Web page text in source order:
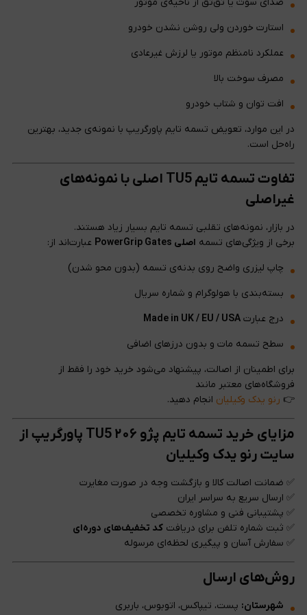
استارت خوردن ولی روشن نشدن خودرو
عملکرد نامنظم موتور یا لرزش غیرعادی
مصرف سوخت بالا
افت توان و شتاب خودرو
در این موارد، تعویض تسمه تایم پاورگریپ با نمونه‌ی جدید، بهترین
راه‌حل است.
تفاوت تسمه تایم TU5 اصلی با نمونه‌های
غیراصلی
در بازار، نمونه‌های تقلبی تسمه تایم بسیار زیاد هستند.
برخی از ویژگی‌های تسمه اصلی PowerGrip Gates
عبارت‌اند از:
چاپ لیزری واضح روی بدنه‌ی تسمه (بدون محو شدن)
بسته‌بندی با هولوگرام و شماره سریال
درج عبارت Made in UK / EU / USA
سطح تسمه مات و بدون درزهای اضافی
برای اطمینان از اصالت، پیشنهاد می‌شود خرید خود را فقط از
فروشگاه‌های معتبر مانند
👉 رنو یدک وکیلیان انجام دهید.
مزایای خرید تسمه تایم پژو ۲۰۶ TU5 پاورگریپ از
سایت رنو یدک وکیلیان
✅ ضمانت اصالت کالا و بازگشت وجه در صورت مغایرت
✅ ارسال سریع به سراسر ایران
✅ پشتیبانی فنی و مشاوره تخصصی
✅ ثبت شماره تلفن برای دریافت کد تخفیف‌های دوره‌ای
✅ سفارش آسان و پیگیری لحظه‌ای مرسوله
روش‌های ارسال
شهرستان: پست، تیپاکس، اتوبوس، باربری